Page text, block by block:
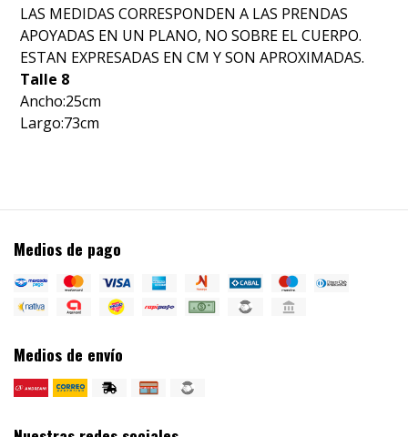
LAS MEDIDAS CORRESPONDEN A LAS PRENDAS
APOYADAS EN UN PLANO, NO SOBRE EL CUERPO.
ESTAN EXPRESADAS EN CM Y SON APROXIMADAS.
Talle 8
Ancho:25cm
Largo:73cm
Medios de pago
Medios de envío